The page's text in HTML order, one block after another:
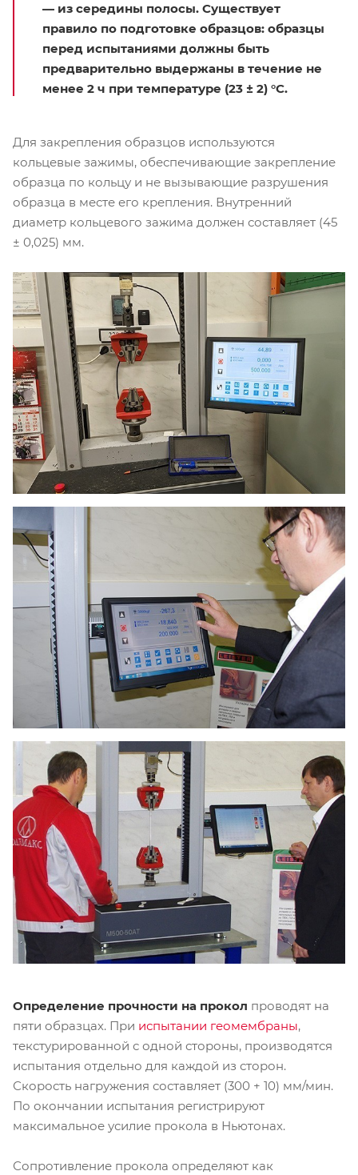
— из середины полосы. Существует
правило по подготовке образцов: образцы
перед испытаниями должны быть
предварительно выдержаны в течение не
менее 2 ч при температуре (23 ± 2) °С.
Для закрепления образцов используются
кольцевые зажимы, обеспечивающие закрепление
образца по кольцу и не вызывающие разрушения
образца в месте его крепления. Внутренний
диаметр кольцевого зажима должен составляет (45
± 0,025) мм.
Определение прочности на прокол проводят на
пяти образцах. При испытании геомембраны,
текстурированной с одной стороны, производятся
испытания отдельно для каждой из сторон.
Скорость нагружения составляет (300 + 10) мм/мин.
По окончании испытания регистрируют
максимальное усилие прокола в Ньютонах.
Сопротивление прокола определяют как